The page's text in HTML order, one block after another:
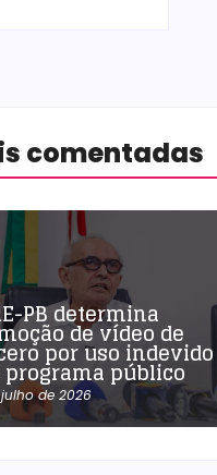
comentadas
PB determina
de vídeo de
por uso indevido
programa público
de 2026